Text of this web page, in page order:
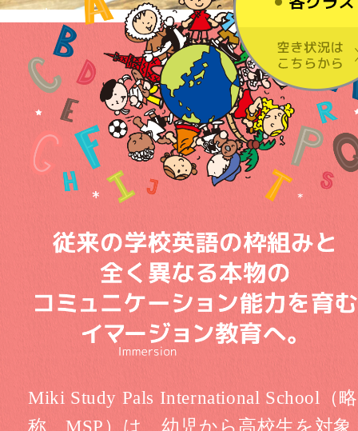
Miki Study Pals International School（略
称 MSP）は、幼児から高校生を対象